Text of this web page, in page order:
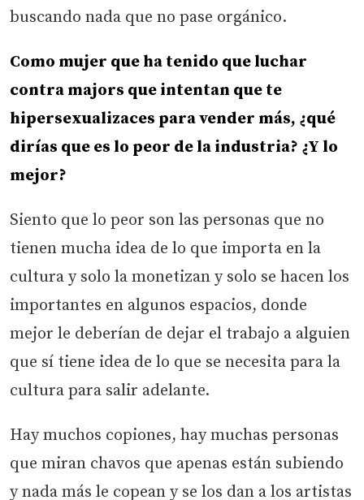
buscando nada que no pase orgánico.
Como mujer que ha tenido que luchar
contra majors que intentan que te
hipersexualizaces para vender más, ¿qué
dirías que es lo peor de la industria? ¿Y lo
mejor?
Siento que lo peor son las personas que no
tienen mucha idea de lo que importa en la
cultura y solo la monetizan y solo se hacen los
importantes en algunos espacios, donde
mejor le deberían de dejar el trabajo a alguien
que sí tiene idea de lo que se necesita para la
cultura para salir adelante.
Hay muchos copiones, hay muchas personas
que miran chavos que apenas están subiendo
y nada más le copean y se los dan a los artistas